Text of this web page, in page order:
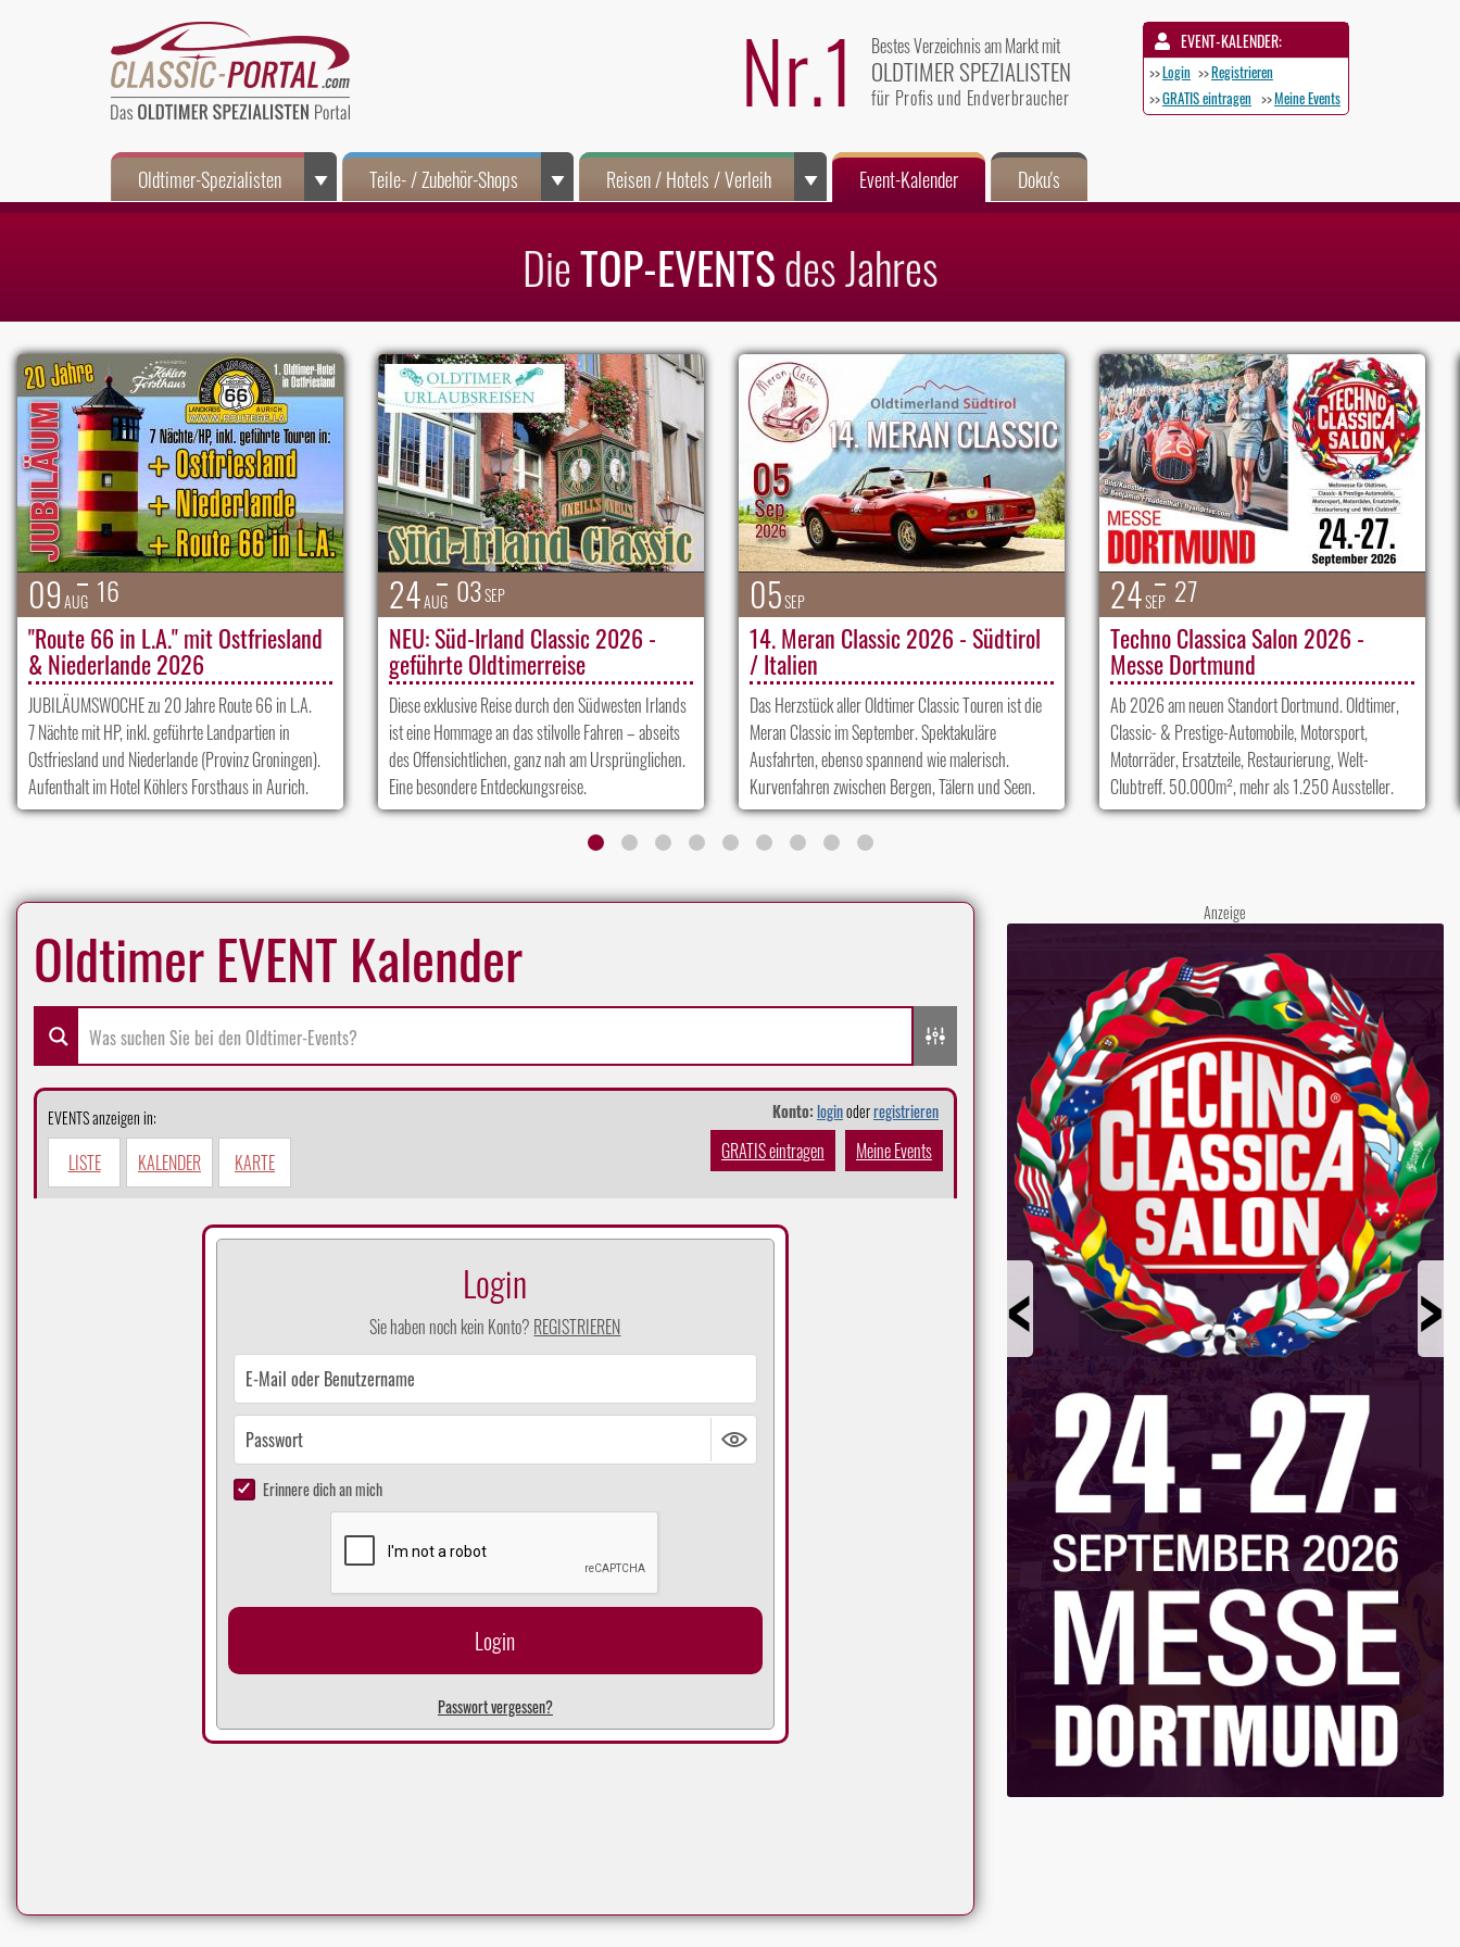
EVENT-KALENDER:
>>Login >>Registrieren
>>GRATIS eintragen >>Meine Events
Nr.1 Bestes Verzeichnis am Markt mit
OLDTIMER SPEZIALISTEN
für Profis und Endverbraucher
Oldtimer-Spezialisten Teile- / Zubehör-Shops Reisen / Hotels / Verleih Event-Kalender Doku's
DieTOP-EVENTSdes Jahres
09AUG 16
"Route 66 in L.A." mit Ostfriesland
& Niederlande 2026
JUBILÄUMSWOCHE zu 20 Jahre Route 66 in L.A.
7 Nächte mit HP, inkl. geführte Landpartien in
Ostfriesland und Niederlande (Provinz Groningen).
Aufenthalt im Hotel Köhlers Forsthaus in Aurich.
24AUG 03SEP
NEU: Süd-Irland Classic 2026 -
geführte Oldtimerreise
Diese exklusive Reise durch den Südwesten Irlands
ist eine Hommage an das stilvolle Fahren – abseits
des Offensichtlichen, ganz nah am Ursprünglichen.
Eine besondere Entdeckungsreise.
05SEP
14. Meran Classic 2026 - Südtirol
/ Italien
Das Herzstück aller Oldtimer Classic Touren ist die
Meran Classic im September. Spektakuläre
Ausfahrten, ebenso spannend wie malerisch.
Kurvenfahren zwischen Bergen, Tälern und Seen.
24SEP 27
Techno Classica Salon 2026 -
Messe Dortmund
Ab 2026 am neuen Standort Dortmund. Oldtimer,
Classic- & Prestige-Automobile, Motorsport,
Motorräder, Ersatzteile, Restaurierung, Welt-
Clubtreff. 50.000m², mehr als 1.250 Aussteller.
Oldtimer EVENT Kalender
Konto: loginoderregistrieren
GRATIS eintragen Meine Events
EVENTS anzeigen in:
LISTE KALENDER KARTE
Login
Sie haben noch kein Konto? REGISTRIEREN
Erinnere dich an mich
Login
Passwort vergessen?
Anzeige